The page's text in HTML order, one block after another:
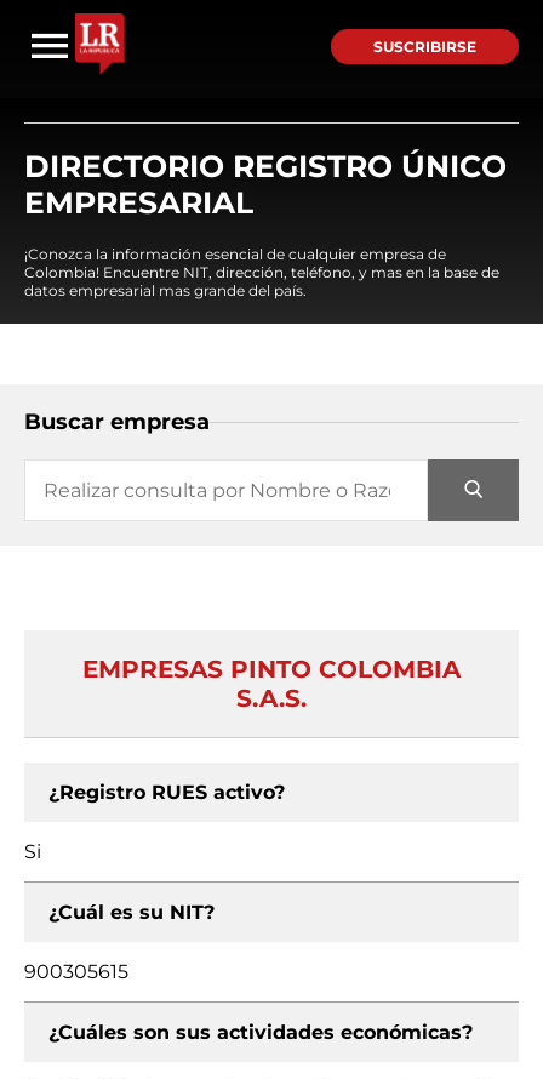
SUSCRIBIRSE
DIRECTORIO REGISTRO ÚNICO
EMPRESARIAL
¡Conozca la información esencial de cualquier empresa de
Colombia! Encuentre NIT, dirección, teléfono, y mas en la base de
datos empresarial mas grande del país.
Buscar empresa
EMPRESAS PINTO COLOMBIA
S.A.S.
¿Registro RUES activo?
Si
¿Cuál es su NIT?
900305615
¿Cuáles son sus actividades económicas?